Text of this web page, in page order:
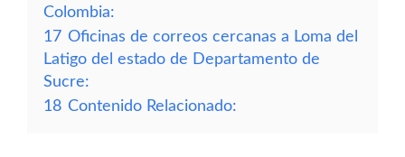
Colombia:
17 Oficinas de correos cercanas a Loma del
Latigo del estado de Departamento de
Sucre:
18 Contenido Relacionado: